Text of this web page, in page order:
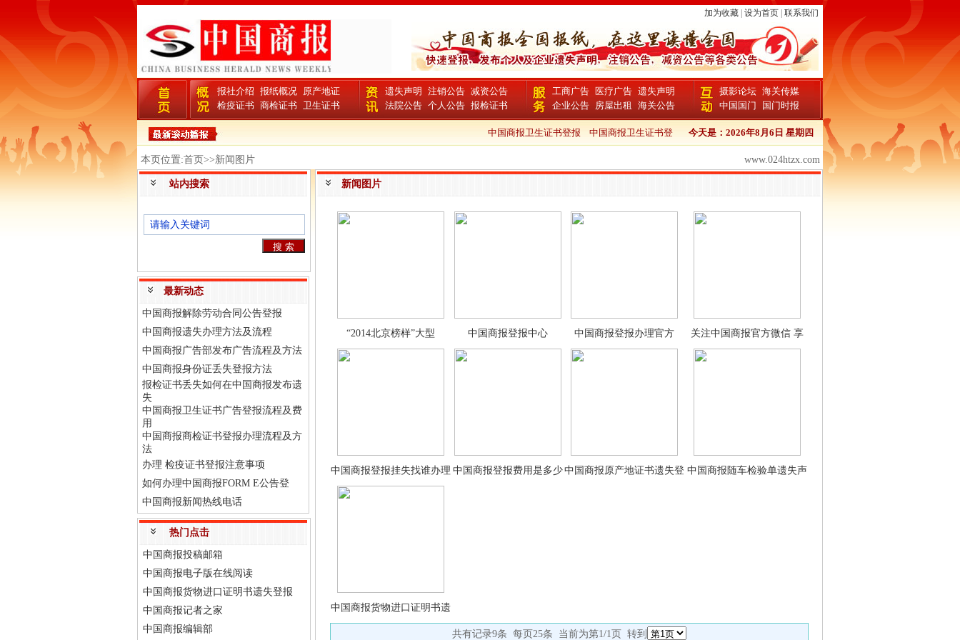
加为收藏 设为首页 联系我们
报社介绍 报纸概况 原产地证
检疫证书 商检证书 卫生证书
遗失声明 注销公告 减资公告
法院公告 个人公告 报检证书
工商广告 医疗广告 遗失声明
企业公告 房屋出租 海关公告
摄影论坛 海关传媒
中国国门
国门时报
中国商报卫生证书登报 中国商报卫生证书登报流程 中国商报报检证书登报 中国商报个人证件遗失登报 中国商
今天是： 2026年8月6日 星期四
本页位置:首页>>新闻图片 www.024htzx.com
站内搜索
最新动态
中国商报解除劳动合同公告登报
中国商报遗失办理方法及流程
中国商报广告部发布广告流程及方法
中国商报身份证丢失登报方法
报检证书丢失如何在中国商报发布遗
失
中国商报卫生证书广告登报流程及费
用
中国商报商检证书登报办理流程及方
法
办理 检疫证书登报注意事项
如何办理中国商报FORM E公告登
中国商报新闻热线电话
热门点击
中国商报投稿邮箱
中国商报电子版在线阅读
中国商报货物进口证明书遗失登报
中国商报记者之家
中国商报编辑部
新闻图片
“2014北京榜样”大型 中国商报登报中心 中国商报登报办理官方 关注中国商报官方微信 享
中国商报登报挂失找谁办理 中国商报登报费用是多少中国商报原产地证书遗失登 中国商报随车检验单遗失声
中国商报货物进口证明书遗
共有记录9条 每页25条 当前为第1/1页 转到